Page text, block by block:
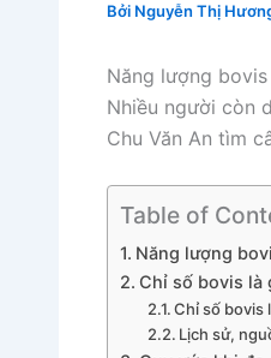
Bởi Nguyễn Thị
Năng lượng
Nhiều người còn
Chu Văn An tìm
Table of
Năng lượng
Chỉ số bovis là
Chỉ số bovis
Lịch sử,